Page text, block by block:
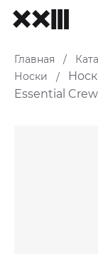
Главная /
Носки
/
Essential